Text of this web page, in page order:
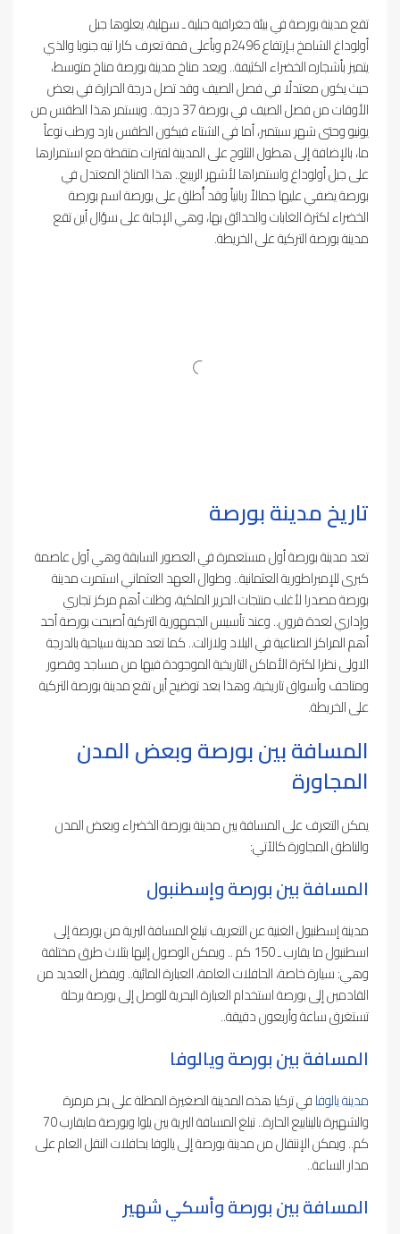
تقع مدينة بورصة في بيئة جغرافية جبلية ـ سهلية، يعلوها جبل
أولوداغ الشامخ بـإرتفاع 2496م وبأعلى قمة تعرف كارا تبه جنوبا والذي
يتميز بأشجاره الخضراء الكثيفة.. ويعد مناخ مدينة بورصة مناخ متوسط،
حيث يكون معتدلًا في فصل الصيف وقد تصل درجة الحرارة في بعض
الأوقات من فصل الصيف في بورصة 37 درجة.. ويستمر هذا الطقس من
يونيو وحتى شهر سبتمبر، أما في الشتاء فيكون الطقس بارد ورطب نوعاً
ما، بالإضافة إلى هطول الثلوج على المدينة لفترات متقطة مع استمرارها
على جبل أولوداغ واستمراها لأشهر الربيع.. هذا المناخ المعتدل في
بورصة يضفي عليها جمالاً ربانياً وقد أُطلق على بورصة اسم بورصة
الخضراء لكثرة الغابات والحدائق بها، وهي الإجابة على سؤال أين تقع
مدينة بورصة التركية على الخريطة.
تاريخ مدينة بورصة
تعد مدينة بورصة أول مستعمرة في العصور السابقة وهي أول عاصمة
كبرى للإمبراطورية العثمانية.. وطوال العهد العثماني استمرت مدينة
بورصة مصدرا لأغلب منتجات الحرير الملكية، وظلت أهم مركز تجاري
وإداري لعدة قرون.. وعند تأسيس الجمهورية التركية أصبحت بورصة أحد
أهم المراكز الصناعية في البلاد ولازالت.. كما تعد مدينة سياحية بالدرجة
الاولى نظرا لكثرة الأماكن التاريخية الموجودة فيها من مساجد وقصور
ومتاحف وأسواق تاريخية، وهذا بعد توضيح أين تقع مدينة بورصة التركية
على الخريطة.
المسافة بين بورصة وبعض المدن
المجاورة
يمكن التعرف على المسافة بين مدينة بورصة الخضراء وبعض المدن
والناطق المجاورة كالآتي:
المسافة بين بورصة وإسطنبول
مدينة إسطنبول الغنية عن التعريف تبلغ المسافة البرية من بورصة إلى
اسطنبول ما يقارب ـ 150 كم .. ويمكن الوصول إليها بثلاث طرق مختلفة
وهي: سيارة خاصة، الحافلات العامة، العبارة المائية.. ويفضل العديد من
القادمين إلى بورصة استخدام العبارة البحرية للوصل إلى بورصة برحلة
تستغرق ساعة وأربعون دقيقة..
المسافة بين بورصة ويالوفا
مدينة يالوفافي تركيا هذه المدينة الصغيرة المطلة على بحر مرمرة
والشهيرة بالينابيع الحارة.. تبلغ المسافة البرية بين يلوا وبورصة مايقارب 70
كم.. ويمكن الإنتقال من مدينة بورصة إلى يالوفا بحافلات النقل العام على
مدار الساعة..
المسافة بين بورصة وأسكي شهير